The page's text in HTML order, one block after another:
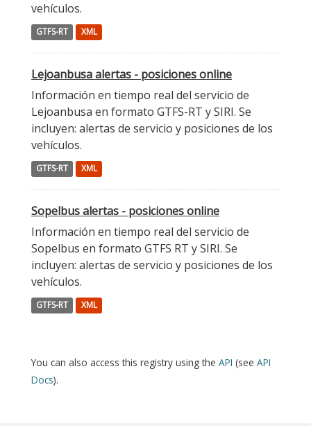
vehículos.
GTFS-RT XML
Lejoanbusa alertas - posiciones online
Información en tiempo real del servicio de
Lejoanbusa en formato GTFS-RT y SIRI. Se
incluyen: alertas de servicio y posiciones de los
vehículos.
GTFS-RT XML
Sopelbus alertas - posiciones online
Información en tiempo real del servicio de
Sopelbus en formato GTFS RT y SIRI. Se
incluyen: alertas de servicio y posiciones de los
vehículos.
GTFS-RT XML
You can also access this registry using the API (see API
Docs).